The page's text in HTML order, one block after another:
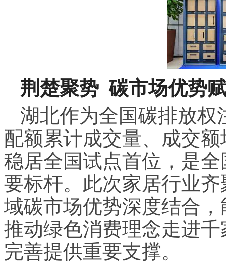
荆楚聚势 碳市场优势
湖北作为全国碳排放权
配额累计成交量、成交
稳居全国试点首位，是
要标杆。此次家居行业
域碳市场优势深度结合
推动绿色消费理念走进
完善提供重要支撑。